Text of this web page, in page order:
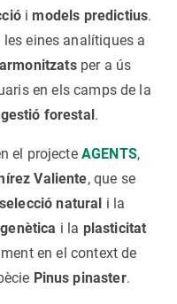
imodels predictius.
eines analítiques a
per a ús
en els camps de la
gestió forestal.
el projecte AGENTS,
Valiente, que se
selecció natural i la
i la plasticitat
en el context de
Pinus pinaster.